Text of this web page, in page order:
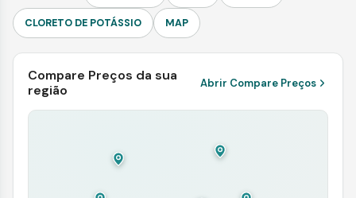
CLORETO DE POTÁSSIO MAP
Compare Preços da sua
região
Abrir Compare Preços